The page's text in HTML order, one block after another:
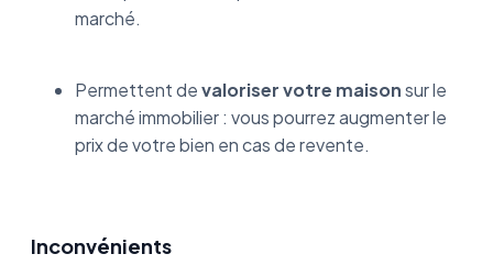
marché.
Permettent devaloriser votre maisonsur le
marché immobilier : vous pourrez augmenter le
prix de votre bien en cas de revente.
Inconvénients